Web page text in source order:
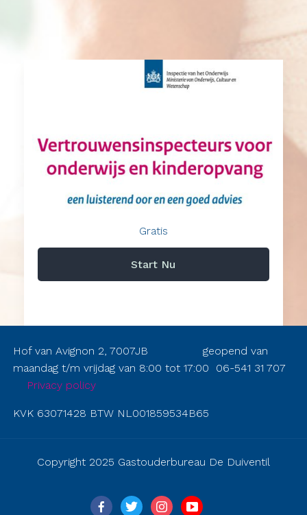
Gratis
Start Nu
Hof van Avignon 2, 7007JB geopend van
maandag t/m vrijdag van 8:00 tot 17:00 06-541 31 707
Privacy policy
KVK 63071428 BTW NL001859534B65
Copyright 2025 Gastouderbureau De Duiventil